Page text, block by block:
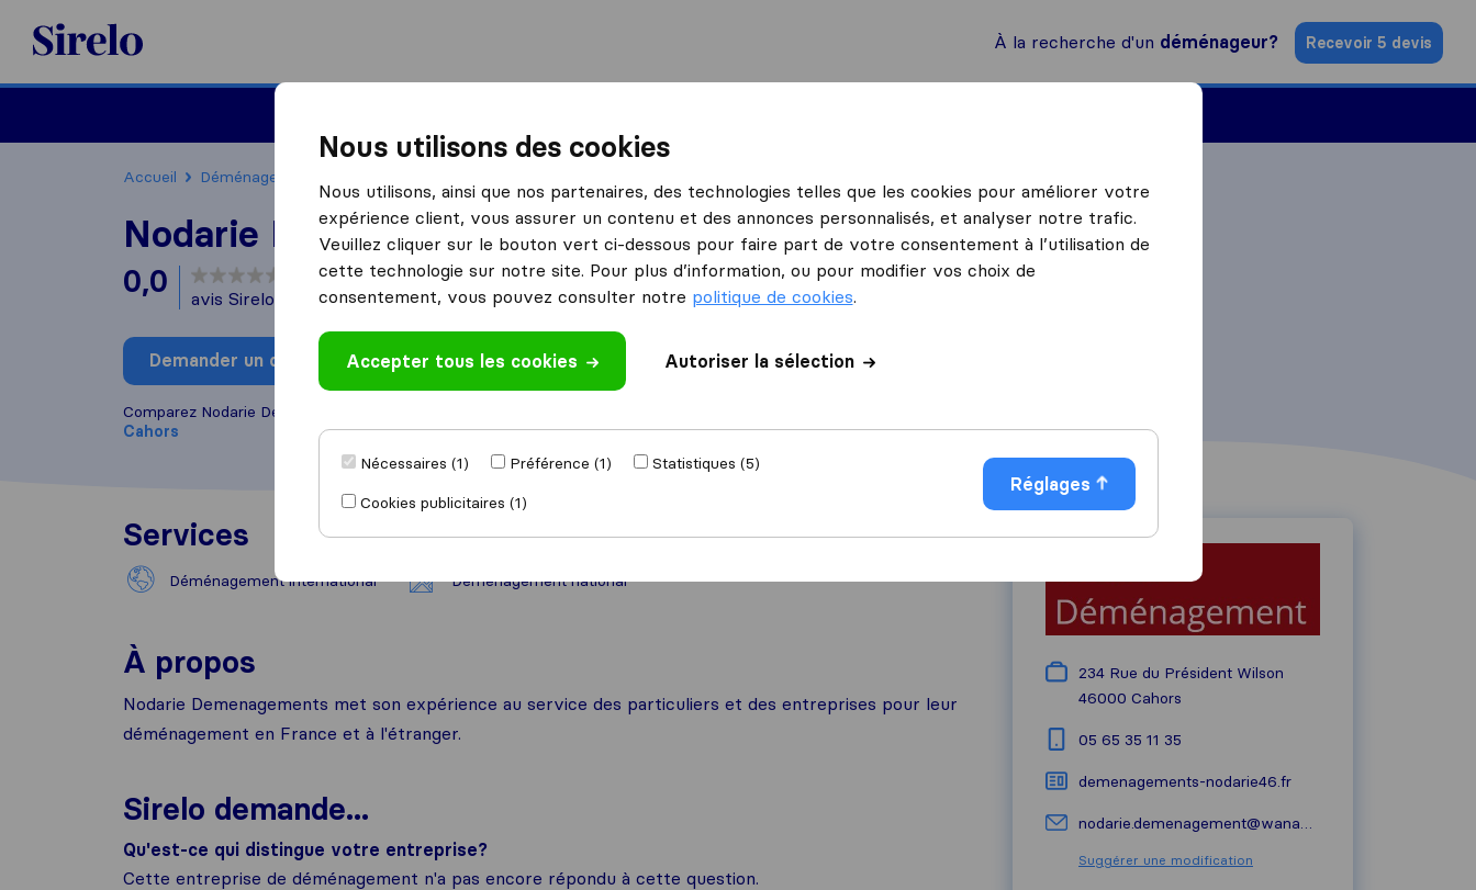
Sirelo.fr
À la recherche d'un déménageur? Recevoir 5 devis
Accueil Déménageurs France
Nodarie Déménagements
0,0 basé sur 0
avis Sirelo et Google
i
Demander un devis Rédiger un avis
Comparez Nodarie Déménagements avec d'autres
Cahors
Services
Déménagement international Déménagement national
À propos
Nodarie Demenagements met son expérience au service des particuliers et des entreprises pour leur
déménagement en France et à l'étranger.
Sirelo demande...
Qu'est-ce qui distingue votre entreprise?
Cette entreprise de déménagement n'a pas encore répondu à cette question.
234 Rue du Président Wilson
46000 Cahors
05 65 35 11 35
demenagements-nodarie46.fr
nodarie.demenagement@wanadoo.fr
Suggérer une modification
Nous utilisons des cookies
Nous utilisons, ainsi que nos partenaires, des technologies telles que les cookies pour améliorer votre
expérience client, vous assurer un contenu et des annonces personnalisés, et analyser notre trafic.
Veuillez cliquer sur le bouton vert ci-dessous pour faire part de votre consentement à l’utilisation de
cette technologie sur notre site. Pour plus d’information, ou pour modifier vos choix de
consentement, vous pouvez consulter notre politique de cookies.
Accepter tous les cookies Autoriser la sélection
Nécessaires (1) Préférence (1)
Statistiques (5)
Cookies publicitaires (1)
Réglages